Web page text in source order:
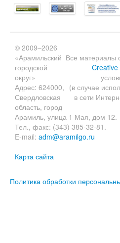
Все материалы
(в случае
в сети
© 2009–2026
«Арамильский
городской
округ»
Адрес: 624000,
Свердловская
область, город
Арамиль, улица 1 Мая, дом 12.
Тел., факс: (343) 385-32-81.
E-mail: adm@aramilgo.ru
Карта сайта
Политика обработки